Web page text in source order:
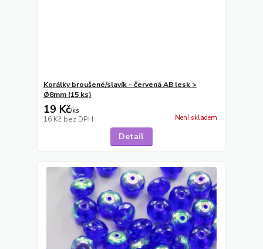
Korálky broušené/slavík - červená AB lesk >
Ø8mm (15 ks)
19 Kč/ks
16 Kč bez DPH Není skladem
Detail